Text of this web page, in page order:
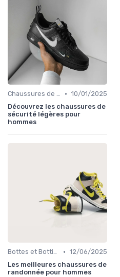
Chaussures de Sport • 10/01/2025
Découvrez les chaussures de
sécurité légères pour
hommes
Bottes et Bottines • 12/06/2025
Les meilleures chaussures de
randonnée pour hommes